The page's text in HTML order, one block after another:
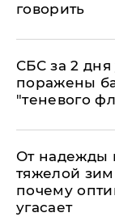
говорить
СБС за 2
поражены
"теневого
От надежды
тяжелой
почему
угасает